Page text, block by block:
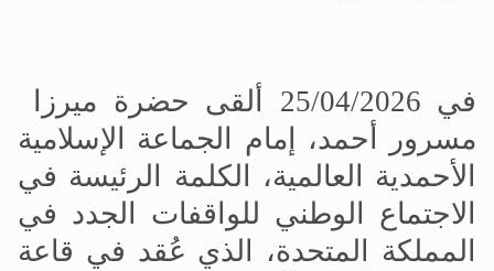
في 25/04/2026 ألقى حضرة ميرزا
مسرور أحمد، إمام الجماعة الإسلامية
الأحمدية العالمية، الكلمة الرئيسة في
الاجتماع الوطني للواقفات الجدد في
المملكة المتحدة، الذي عُقد في قاعة